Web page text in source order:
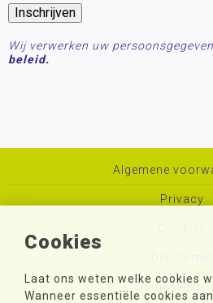
Cookies
Laat ons weten welke cookies
Wanneer essentiële cookies
Wij verwerken uw
beleid.
Algemene
Privacy